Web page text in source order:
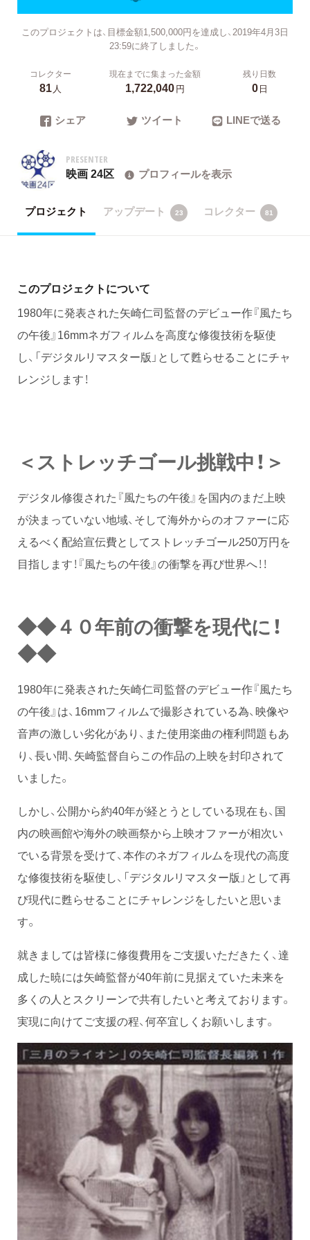
このプロジェクトは、目標金額1,500,000円を達成し、2019年4月3日
23:59に終了しました。
コレクター
81人
現在までに集まった金額
1,722,040円
残り日数
0日
シェア ツイート LINEで送る
PRESENTER
映画 24区 プロフィールを表示
プロジェクト アップデート 23 コレクター 81
このプロジェクトについて
1980年に発表された矢崎仁司監督のデビュー作『風たち
の午後』16mmネガフィルムを高度な修復技術を駆使
し、「デジタルリマスター版」として甦らせることにチャ
レンジします！
＜ストレッチゴール挑戦中！＞
デジタル修復された『風たちの午後』を国内のまだ上映
が決まっていない地域、そして海外からのオファーに応
えるべく配給宣伝費としてストレッチゴール250万円を
目指します！『風たちの午後』の衝撃を再び世界へ！！
◆◆４０年前の衝撃を現代に！
◆◆
1980年に発表された矢崎仁司監督のデビュー作『風たち
の午後』は、16mmフィルムで撮影されている為、映像や
音声の激しい劣化があり、また使用楽曲の権利問題もあ
り、長い間、矢崎監督自らこの作品の上映を封印されて
いました。
しかし、公開から約40年が経とうとしている現在も、国
内の映画館や海外の映画祭から上映オファーが相次い
でいる背景を受けて、本作のネガフィルムを現代の高度
な修復技術を駆使し、「デジタルリマスター版」として再
び現代に甦らせることにチャレンジをしたいと思いま
す。
就きましては皆様に修復費用をご支援いただきたく、達
成した暁には矢崎監督が40年前に見据えていた未来を
多くの人とスクリーンで共有したいと考えております。
実現に向けてご支援の程、何卒宜しくお願いします。